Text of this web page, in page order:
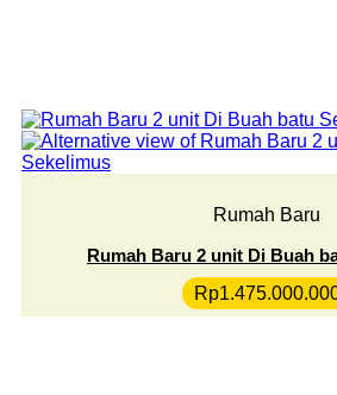
Rumah Baru
Rumah Baru 2 unit Di Buah
Rp